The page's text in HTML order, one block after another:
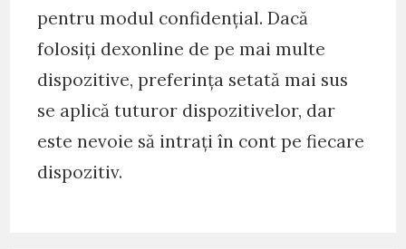
pentru modul confidențial. Dacă
folosiți dexonline de pe mai multe
dispozitive, preferința setată mai sus
se aplică tuturor dispozitivelor, dar
este nevoie să intrați în cont pe fiecare
dispozitiv.